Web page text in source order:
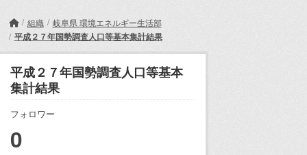
組織 岐阜県 環境エネルギー生活部
平成２７年国勢調査人口等基本集計結果
平成２７年国勢調査人口等基本
集計結果
フォロワー
0